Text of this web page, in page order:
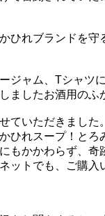
ひれブランドを守
ジャム、Tシャツ
ましたお酒用のふ
ていただきました
ひれスープ！とろ
もかかわらず、奇
ットでも、ご購入